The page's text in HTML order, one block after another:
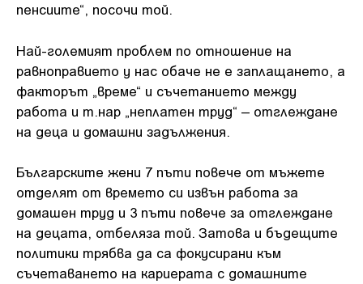
пенсиите“, посочи той.
Най-големият проблем по отношение на
равноправието у нас обаче не е заплащането, а
факторът „време“ и съчетанието между
работа и т.нар „неплатен труд“ – отглеждане
на деца и домашни задължения.
Българските жени 7 пъти повече от мъжете
отделят от времето си извън работа за
домашен труд и 3 пъти повече за отглеждане
на децата, отбеляза той. Затова и бъдещите
политики трябва да са фокусирани към
съчетаването на кариерата с домашните